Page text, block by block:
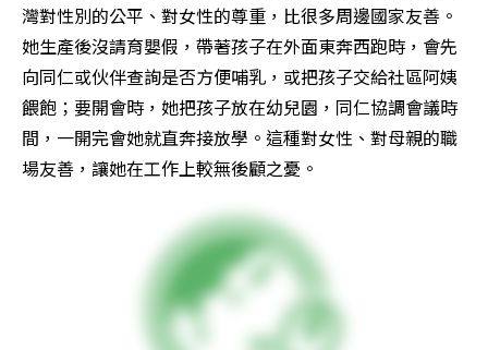
灣對性別的公平、對女性的尊重，比很多周邊國家友善。
她生產後沒請育嬰假，帶著孩子在外面東奔西跑時，會先
向同仁或伙伴查詢是否方便哺乳，或把孩子交給社區阿姨
餵飽；要開會時，她把孩子放在幼兒園，同仁協調會議時
間，一開完會她就直奔接放學。這種對女性、對母親的職
場友善，讓她在工作上較無後顧之憂。